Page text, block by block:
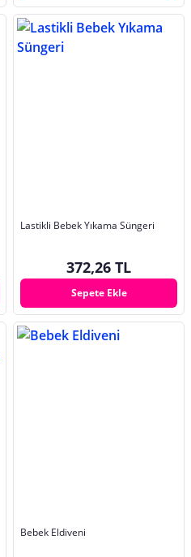
Lastikli Bebek Yıkama Süngeri
372,26 TL
Sepete Ekle
Bebek Eldiveni